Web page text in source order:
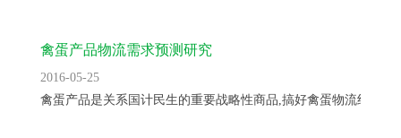
禽蛋产品物流需求预测研究
2016-05-25
禽蛋产品是关系国计民生的重要战略性商品,搞好禽蛋物流组织工